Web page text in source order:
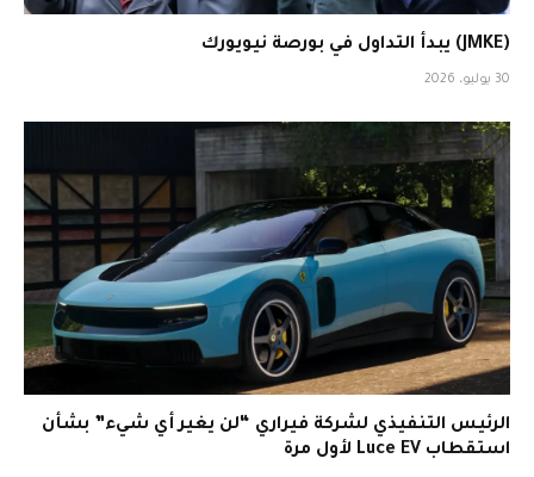
(JMKE) يبدأ التداول في بورصة نيويورك
30 يوليو، 2026
الرئيس التنفيذي لشركة فيراري “لن يغير أي شيء” بشأن
استقطاب Luce EV لأول مرة